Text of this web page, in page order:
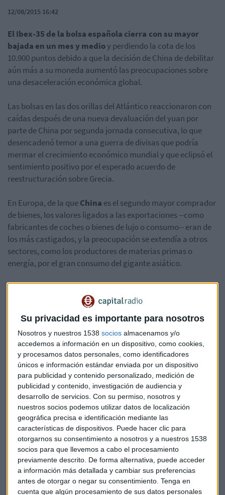
Su privacidad es importante para nosotros
Nosotros y nuestros 1538 socios almacenamos y/o
accedemos a información en un dispositivo, como cookies,
y procesamos datos personales, como identificadores
únicos e información estándar enviada por un dispositivo
para publicidad y contenido personalizado, medición de
publicidad y contenido, investigación de audiencia y
desarrollo de servicios. Con su permiso, nosotros y
nuestros socios podemos utilizar datos de localización
geográfica precisa e identificación mediante las
características de dispositivos. Puede hacer clic para
otorgarnos su consentimiento a nosotros y a nuestros 1538
socios para que llevemos a cabo el procesamiento
previamente descrito. De forma alternativa, puede acceder
a información más detallada y cambiar sus preferencias
antes de otorgar o negar su consentimiento. Tenga en
cuenta que algún procesamiento de sus datos personales
12/08/2015 16:42
El Ibex-35 de la bolsa española cierra con su mayor
bajada en un mes y medioy perdiendo la cota de los
10.900 puntos debido a que la decisión de China de debilitar
aún más a su moneda aumentó las preocupaciones sobre
una desaceleración económica global.
Las bolsas en las dos orillas del Atlántico reaccionaron con
caídas después de una nueva devaluación del yuan por
parte de China por segunda jornada consecutiva, lo que
desencadenó temor a una guerra de divisas que podría
mermar el crecimiento económico mundial y que eclipsó el
sentimiento positivo por el esperado acuerdo de
reestructuración sobre Grecia.
En Europa, de la queChina es el segundo mayor comprador
de bienes, los valores ligados a las exportaciones --como
fabricantes de coches o bienes de lujo o consumo-- eran de
los más castigados, y la preocupación se extendía a otros
sectores, como los productores de materias primas o
energía, por el gran consumo del gigante asiático.
El dato peor de lo previsto de la producción industrial en la
zona euro abundó en el sentimiento negativo.
En este contexto, prácticamente todos los componentes del
Ibex-35cerraron con caídas. El selectivo terminó la jornada
con un descenso del 2,3 por ciento a 10.895,7 puntos, su
mayor caída desde el 29 de junio, mientras el paneuropeo
Eurofirst 300 se dejó un 2,69 por ciento.
Los productores de materias primas como Arcelor Mittal o
Acerinox estuvieron entre los peores valores y perdieron un
2,7 y un 4,24 por ciento pese al descenso de la víspera.
Inditex también repitió caídas, un 4,2 por ciento, por su
exposición china.
Los grandes bancos apuntalaron el descenso con caídas
superiores al dos por ciento. Santander y BBVA cayeron un
2,8 y un 2,64 por ciento, respectivamente.